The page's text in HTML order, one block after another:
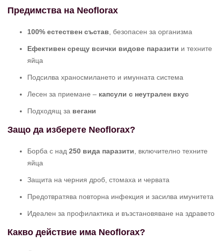
Предимства на Neoflorax
100% естествен състав , безопасен за организма
Ефективен срещу всички видове паразити и техните
яйца
Подсилва храносмилането и имунната система
Лесен за приемане – капсули с неутрален вкус
Подходящ за вегани
Защо да изберете Neoflorax?
Борба с над 250 вида паразити , включително техните
яйца
Защита на черния дроб, стомаха и червата
Предотвратява повторна инфекция и засилва имунитета
Идеален за профилактика и възстановяване на здравето
Какво действие има Neoflorax?